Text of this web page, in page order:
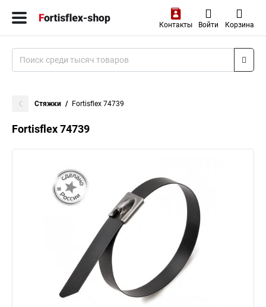
Контакты Войти Корзина
Стяжки Fortisflex 74739
Fortisflex 74739